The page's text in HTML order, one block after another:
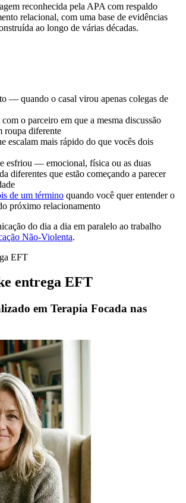
reconhecida pela APA com respaldo
relacional, com uma base de evidências
ao longo de várias décadas.
— quando o casal virou apenas colegas de
o parceiro em que a mesma discussão
roupa diferente
escalam mais rápido do que vocês dois
esfriou — emocional, física ou as duas
diferentes que estão começando a parecer
de um término quando você quer entender o
próximo relacionamento
do dia a dia em paralelo ao trabalho
Não-Violenta.
EFT
entrega EFT
em Terapia Focada nas